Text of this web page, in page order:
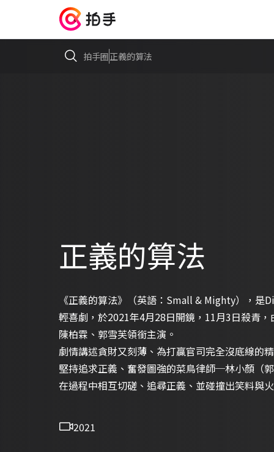
拍手圈正義的算法
正義的算法
《正義的算法》（英語：Small & Mighty），是
輕喜劇，於2021年4月28日開鏡，11月3日殺青
陳柏霖、郭雪芙領銜主演。
劇情講述貪財又刻薄、為打贏官司完全沒底線的
堅持追求正義、奮發圖強的菜鳥律師─林小顏（
在過程中相互切磋、追尋正義、並碰撞出笑料與
2021